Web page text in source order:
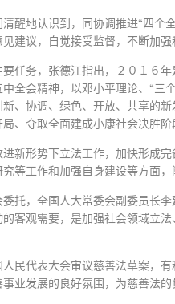
醒地认识到，同协调推进“四
建议，自觉接受监督，不断加强
任务，张德江指出，２０１６
全会精神，以邓小平理论、“三
、协调、绿色、开放、共享的
、夺取全面建成小康社会决胜阶
新形势下立法工作，加快形成
等工作和加强自身建设等方面，
托，全国人大常委会副委员长
客观需要，是加强社会领域立
民代表大会审议慈善法草案，
业发展的良好氛围，为慈善法的